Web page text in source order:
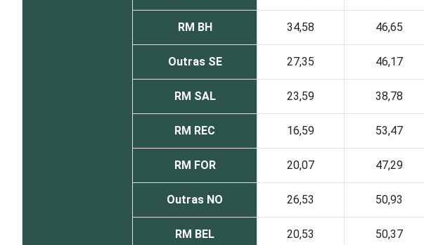
RM BH 34,58 46,65
Outras SE 27,35 46,17
RM SAL 23,59 38,78
RM REC 16,59 53,47
RM FOR 20,07 47,29
Outras NO 26,53 50,93
RM BEL 20,53 50,37